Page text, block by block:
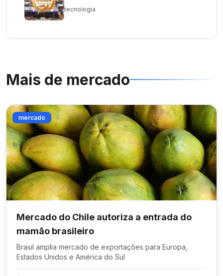
internacionais
tecnologia
Mais de mercado
mercado
Mercado do Chile autoriza a entrada do
mamão brasileiro
Brasil amplia mercado de exportações para Europa,
Estados Unidos e América do Sul